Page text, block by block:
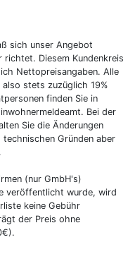
sich unser Angebot
Diesem Kundenkreis
Nettopreisangaben. Alle
stets zuzüglich 19%
finden Sie in
Bei der
Sie die Änderungen
Gründen aber
(nur GmbH's)
veröffentlicht wurde, wird
keine Gebühr
der Preis ohne